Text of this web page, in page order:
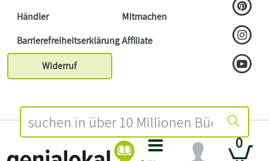
0
Händler
Mitmachen
BarrierefreiheitserklärungAffiliate
Widerruf